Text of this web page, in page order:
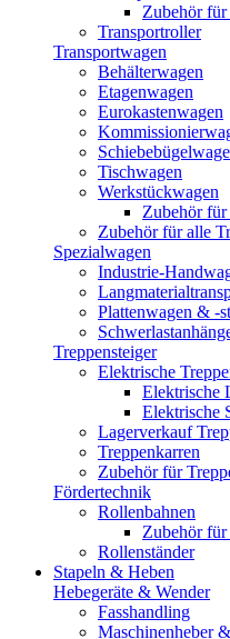
Zubehör für
Transportroller
Transportwagen
Behälterwagen
Etagenwagen
Eurokastenwagen
Tischwagen
Werkstückwagen
Zubehör
Zubehör für alle
Spezialwagen
Industrie-
Plattenwagen & -
Treppensteiger
Elektrische
Elektrische
Elektrische
Lagerverkauf
Treppenkarren
Zubehör für
Fördertechnik
Rollenbahnen
Zubehör
Rollenständer
Stapeln & Heben
Hebegeräte & Wender
Fasshandling
Maschinenheber